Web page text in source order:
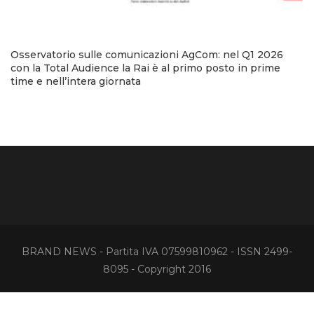
Osservatorio sulle comunicazioni AgCom: nel Q1 2026
con la Total Audience la Rai è al primo posto in prime
time e nell’intera giornata
BRAND NEWS - Partita IVA 07599810962 - ISSN 2499-
8095 - Copyright 2016